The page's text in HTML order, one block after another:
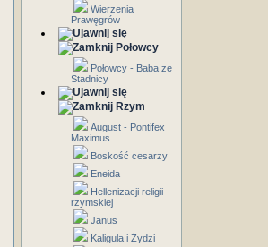
Wierzenia
Prawęgrów
Połowcy
Połowcy - Baba ze
Stadnicy
Rzym
August - Pontifex
Maximus
Boskość cesarzy
Eneida
Hellenizacji religii
rzymskiej
Janus
Kaligula i Żydzi